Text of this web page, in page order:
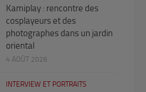
Kamiplay : rencontre des
cosplayeurs et des
photographes dans un jardin
oriental
4 AOÛT 2026
INTERVIEW ET PORTRAITS